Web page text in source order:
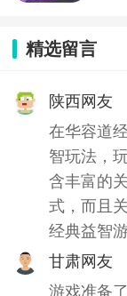
精选留言
陕西网友
在华容道
智玩法，
含丰富的
式，而且
经典益智
甘肃网友
游戏准备